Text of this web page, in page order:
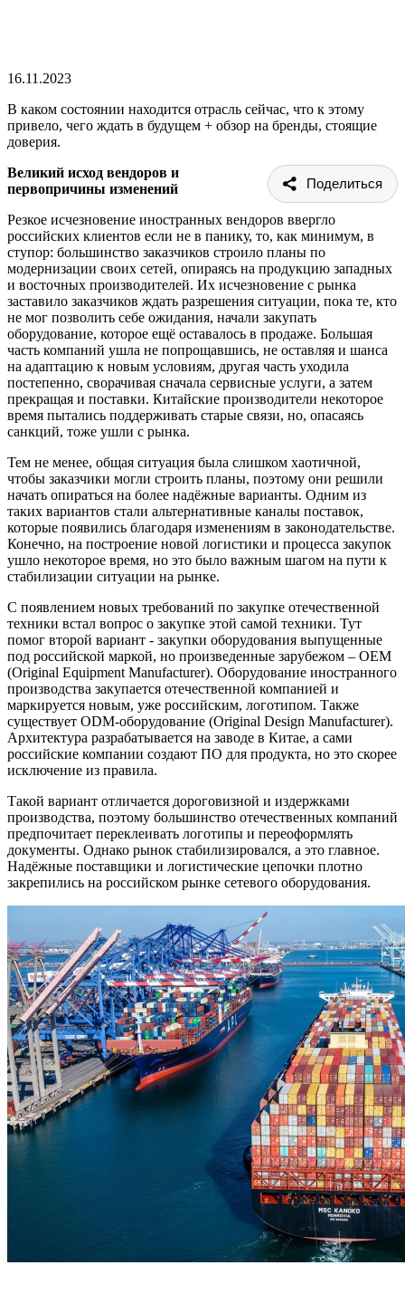
16.11.2023
В каком состоянии находится отрасль сейчас, что к этому
привело, чего ждать в будущем + обзор на бренды, стоящие
доверия.
Поделиться
Великий исход вендоров и
первопричины изменений
Резкое исчезновение иностранных вендоров ввергло
российских клиентов если не в панику, то, как минимум, в
ступор: большинство заказчиков строило планы по
модернизации своих сетей, опираясь на продукцию западных
и восточных производителей. Их исчезновение с рынка
заставило заказчиков ждать разрешения ситуации, пока те, кто
не мог позволить себе ожидания, начали закупать
оборудование, которое ещё оставалось в продаже. Большая
часть компаний ушла не попрощавшись, не оставляя и шанса
на адаптацию к новым условиям, другая часть уходила
постепенно, сворачивая сначала сервисные услуги, а затем
прекращая и поставки. Китайские производители некоторое
время пытались поддерживать старые связи, но, опасаясь
санкций, тоже ушли с рынка.
Тем не менее, общая ситуация была слишком хаотичной,
чтобы заказчики могли строить планы, поэтому они решили
начать опираться на более надёжные варианты. Одним из
таких вариантов стали альтернативные каналы поставок,
которые появились благодаря изменениям в законодательстве.
Конечно, на построение новой логистики и процесса закупок
ушло некоторое время, но это было важным шагом на пути к
стабилизации ситуации на рынке.
С появлением новых требований по закупке отечественной
техники встал вопрос о закупке этой самой техники. Тут
помог второй вариант - закупки оборудования выпущенные
под российской маркой, но произведенные зарубежом – OEM
(Original Equipment Manufacturer). Оборудование иностранного
производства закупается отечественной компанией и
маркируется новым, уже российским, логотипом. Также
существует ODM-оборудование (Original Design Manufacturer).
Архитектура разрабатывается на заводе в Китае, а сами
российские компании создают ПО для продукта, но это скорее
исключение из правила.
Такой вариант отличается дороговизной и издержками
производства, поэтому большинство отечественных компаний
предпочитает переклеивать логотипы и переоформлять
документы. Однако рынок стабилизировался, а это главное.
Надёжные поставщики и логистические цепочки плотно
закрепились на российском рынке сетевого оборудования.